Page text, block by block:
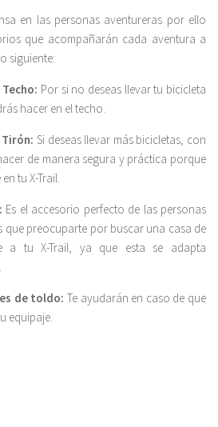
en las personas aventureras por ello
que acompañarán cada aventura a
siguiente:
Por si no deseas llevar tu bicicleta
hacer en el techo.
Tirón:Si deseas llevar más bicicletas, con
de manera segura y práctica porque
tu X-Trail.
Es el accesorio perfecto de las personas
que preocuparte por buscar una casa de
a tu X-Trail, ya que esta se adapta
de toldo: Te ayudarán en caso de que
equipaje.